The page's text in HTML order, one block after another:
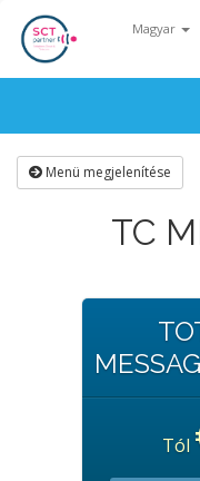
Magyar
Menü megjelenítése
TC
Tól